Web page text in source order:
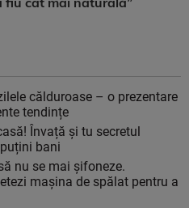
călduroase – o prezentare
tendințe
Învață și tu secretul
bani
nu se mai șifoneze.
mașina de spălat pentru a